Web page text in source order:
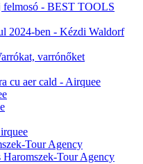
felmosó - BEST TOOLS
2024-ben - Kézdi Waldorf
varrónőket
cu aer cald - Airquee
Tour Agency
Tour Agency